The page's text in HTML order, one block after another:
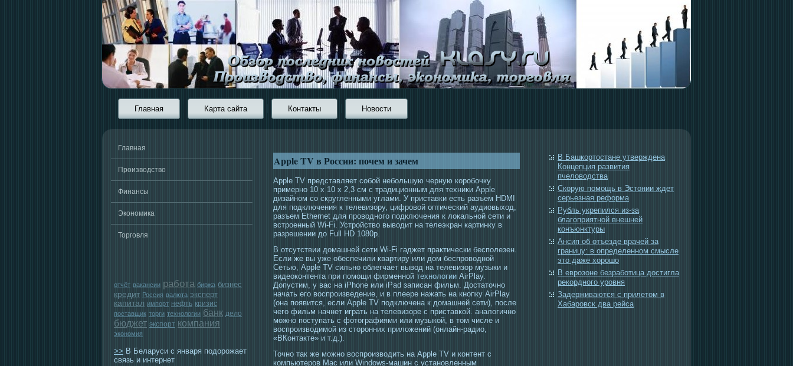
Главная Карта сайта Контакты Новости
Главная
Производство
Финансы
Экономика
Торговля
отчёт вакансии работа биржа бизнес
кредит Россия валюта эксперт
капитал импорт нефть кризис
поставщик торги технологии банк дело
бюджет экспорт компания
экономия
>> В Беларуси с января подорожает
связь и интернет
Apple TV в России: почем и зачем
Apple TV представляет собой небольшую черную коробочку
примерно 10 x 10 x 2,3 см с традиционным для техники Apple
дизайном со скругленными углами. У приставки есть разъем HDMI
для подключения к телевизору, цифровой оптический аудиовыход,
разъем Ethernet для проводного подключения к локальной сети и
встроенный Wi-Fi. Устройство выводит на телеэкран картинку в
разрешении до Full HD 1080p.
В отсутствии домашней сети Wi-Fi гаджет практически бесполезен.
Если же вы уже обеспечили квартиру или дом беспроводной
Сетью, Apple TV сильно облегчает вывод на телевизор музыки и
видеоконтента при помощи фирменной технологии AirPlay.
Допустим, у вас на iPhone или iPad записан фильм. Достаточно
начать его воспроизведение, и в плеере нажать на кнопку AirPlay
(она появится, если Apple TV подключена к домашней сети), после
чего фильм начнет играть на телевизоре с приставкой. аналогично
можно поступать с фотографиями или музыкой, в том числе и
воспроизводимой из сторонних приложений (онлайн-радио,
«ВКонтакте» и т.д.).
Точно так же можно воспроизводить на Apple TV и контент с
компьютеров Mac или Windows-машин с установленным
В Башкортостане утверждена
Концепция развития
пчеловодства
Скорую помощь в Эстонии ждет
серьезная реформа
Рубль укрепился из-за
благоприятной внешней
конъюнктуры
Ансип об отъезде врачей за
границу: в определенном смысле
это даже хорошо
В еврозоне безработица достигла
рекордного уровня
Задерживаются с прилетом в
Хабаровск два рейса